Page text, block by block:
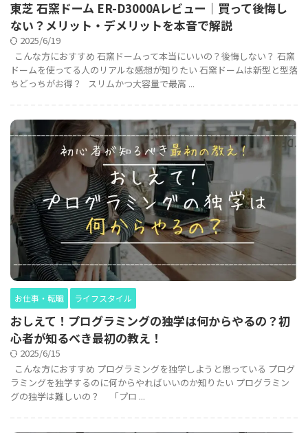
東芝 石窯ドーム ER-D3000Aレビュー｜買って後悔し
ない？メリット・デメリットを本音で解説
2025/6/19
こんな方におすすめ 石窯ドームって本当にいいの？後悔しない？ 石窯
ドームを使ってる人のリアルな感想が知りたい 石窯ドームは新型と型落
ちどっちがお得？ スリムかつ大容量で最高 ...
お仕事・転職 ライフスタイル
おしえて！プログラミングの独学は何からやるの？初
心者が知るべき最初の教え！
2025/6/15
こんな方におすすめ プログラミングを独学しようと思っている プログ
ラミングを独学するのに何からやればいいのか知りたい プログラミン
グの独学は難しいの？ 「プロ ...